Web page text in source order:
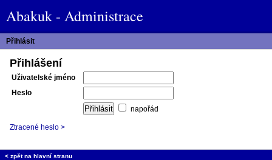
Abakuk - Administrace
Přihlásit
Přihlášení
Uživatelské jméno
Heslo
napořád
Ztracené heslo >
< zpět na hlavní stranu